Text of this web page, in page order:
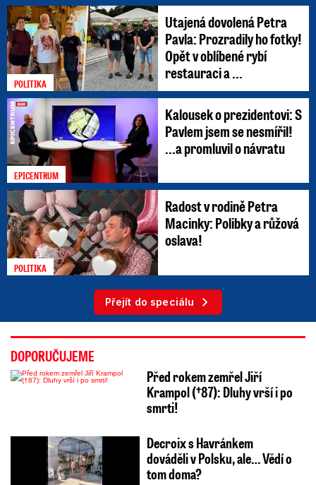
POLITIKA
Utajená dovolená Petra
Pavla: Prozradily ho fotky!
Opět v oblíbené rybí
restauraci a ...
EPICENTRUM
Kalousek o prezidentovi: S
Pavlem jsem se nesmířil!
...a promluvil o návratu
POLITIKA
Radost v rodině Petra
Macinky: Polibky a růžová
oslava!
Přejít do speciálu
DOPORUČUJEME
Před rokem zemřel Jiří
Krampol (†87): Dluhy vrší i po
smrti!
Decroix s Havránkem
dováděli v Polsku, ale… Vědí o
tom doma?